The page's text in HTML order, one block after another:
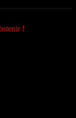
!